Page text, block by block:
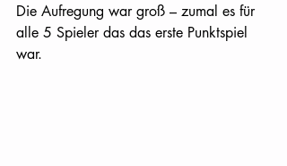
Die Aufregung war groß – zumal es für
alle 5 Spieler das das erste Punktspiel
war.